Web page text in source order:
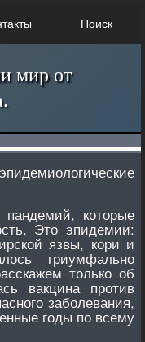
Поиск
мир от
которые
Это эпидемии:
язвы, кори и
триумфально
только об
вакцина против
заболевания,
годы по всему